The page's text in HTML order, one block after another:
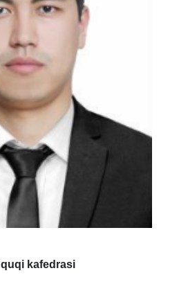
kafedrasi
6. Elektron ariza (16)
✉️ Adminga yozish